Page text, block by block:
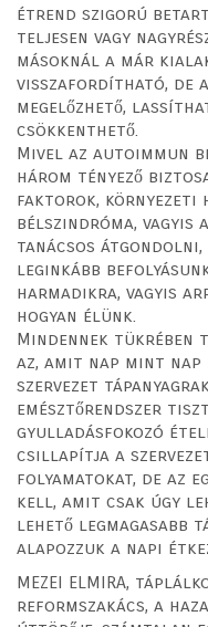
étrend szigorú
teljesen vagy
másoknál a már
visszafordítható, de
megelőzhető,
csökkenthető.
Mivel az autoimmun
három tényező
faktorok, környezeti
bélszindróma,
tanácsos átgondolni,
leginkább
harmadikra, vagyis
hogyan élünk.
Mindennek tükrében
az, amit nap mint
szervezet
emésztőrendszer
gyulladásfokozó
csillapítja a
folyamatokat, de az
kell, amit csak úgy
lehető legmagasabb
alapozzuk a napi
MEZEI ELMIRA,
reformszakács, a